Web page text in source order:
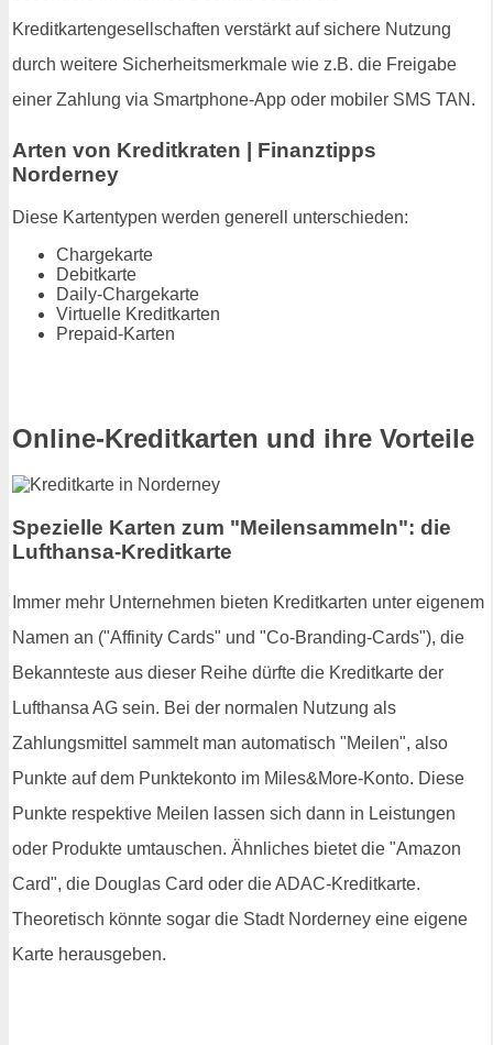
Kreditkartengesellschaften verstärkt auf sichere Nutzung
durch weitere Sicherheitsmerkmale wie z.B. die Freigabe
einer Zahlung via Smartphone-App oder mobiler SMS TAN.
Arten von Kreditkraten | Finanztipps
Norderney
Diese Kartentypen werden generell unterschieden:
Chargekarte
Debitkarte
Daily-Chargekarte
Virtuelle Kreditkarten
Prepaid-Karten
Online-Kreditkarten und ihre Vorteile
Spezielle Karten zum "Meilensammeln": die
Lufthansa-Kreditkarte
Immer mehr Unternehmen bieten Kreditkarten unter eigenem
Namen an ("Affinity Cards" und "Co-Branding-Cards"), die
Bekannteste aus dieser Reihe dürfte die Kreditkarte der
Lufthansa AG sein. Bei der normalen Nutzung als
Zahlungsmittel sammelt man automatisch "Meilen", also
Punkte auf dem Punktekonto im Miles&More-Konto. Diese
Punkte respektive Meilen lassen sich dann in Leistungen
oder Produkte umtauschen. Ähnliches bietet die "Amazon
Card", die Douglas Card oder die ADAC-Kreditkarte.
Theoretisch könnte sogar die Stadt Norderney eine eigene
Karte herausgeben.